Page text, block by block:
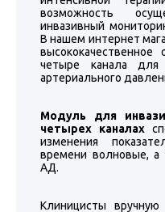
возможность
инвазивный
В нашем интернет
четыре канала для
артериального
Модуль для
четырех каналах
изменения
времени волновые, а
АД.
Клиницисты вручную